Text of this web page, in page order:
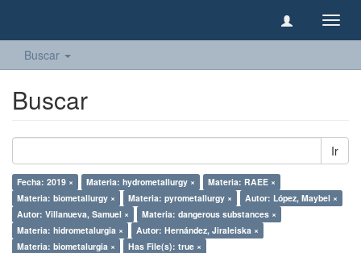
Buscar
Buscar
Ir
Fecha: 2019 × Materia: hydrometallurgy ×
Materia: RAEE ×
Materia: biometallurgy ×
Materia: pyrometallurgy ×
Autor: López, Maybel ×
Autor: Villanueva, Samuel ×
Materia: dangerous substances ×
Materia: hidrometalurgia ×
Autor: Hernández, Jiraleiska ×
Materia: biometalurgia ×
Has File(s): true ×